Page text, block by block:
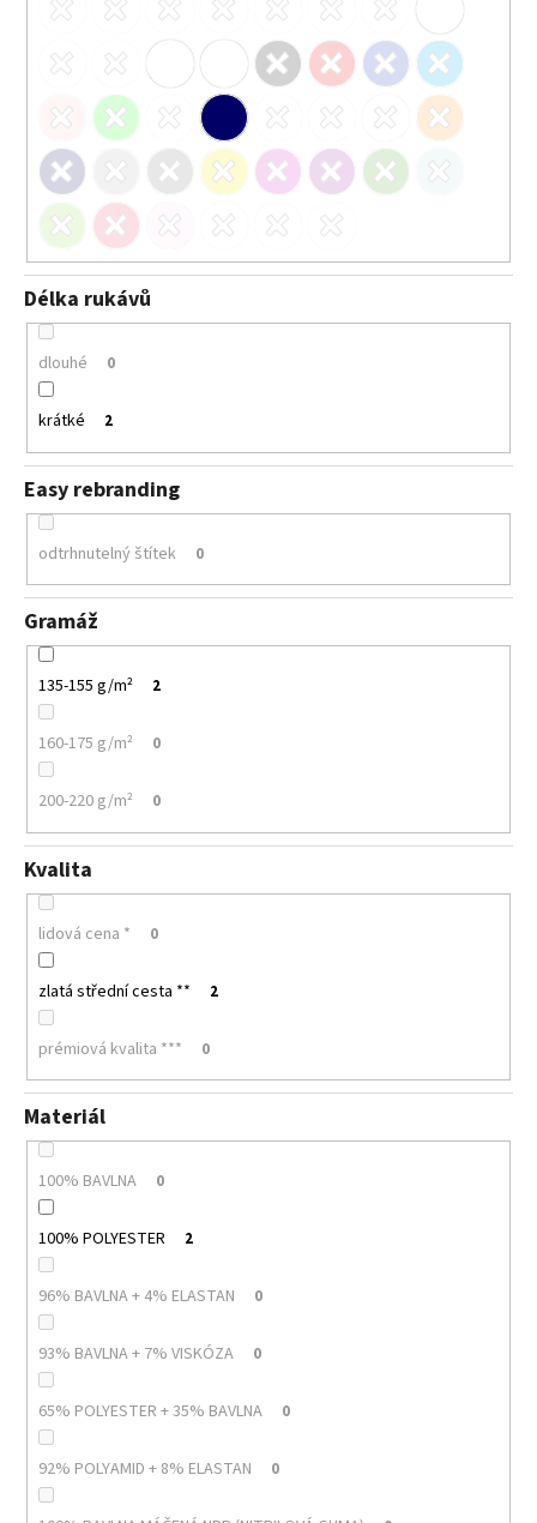
Délka rukávů
dlouhé 0
krátké 2
Easy rebranding
odtrhnutelný štítek 0
Gramáž
135-155 g/m² 2
160-175 g/m² 0
200-220 g/m² 0
Kvalita
lidová cena * 0
zlatá střední cesta ** 2
prémiová kvalita *** 0
Materiál
100% BAVLNA 0
100% POLYESTER 2
96% BAVLNA + 4% ELASTAN 0
93% BAVLNA + 7% VISKÓZA 0
65% POLYESTER + 35% BAVLNA 0
92% POLYAMID + 8% ELASTAN 0